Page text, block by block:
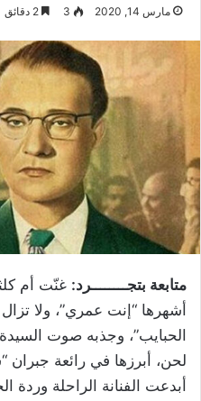
مارس 14, 2020 3
متابعة بتجــــــــرد: غنّت أم
أشهرها “إنت عمري”، ولا
الحبايب”، وجذبه صوت
أبدعت الفنانة الراحلة وردة